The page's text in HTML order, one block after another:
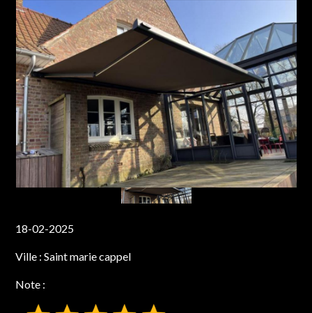
18-02-2025
Ville :Saint marie cappel
Note :